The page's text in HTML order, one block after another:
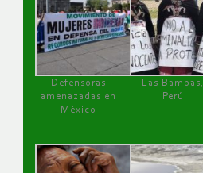
Defensoras
amenazadas en
México
Las Bambas,
Perú